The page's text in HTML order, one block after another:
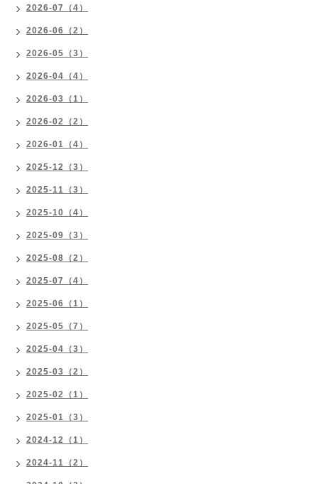
2026-07（4）
2026-06（2）
2026-05（3）
2026-04（4）
2026-03（1）
2026-02（2）
2026-01（4）
2025-12（3）
2025-11（3）
2025-10（4）
2025-09（3）
2025-08（2）
2025-07（4）
2025-06（1）
2025-05（7）
2025-04（3）
2025-03（2）
2025-02（1）
2025-01（3）
2024-12（1）
2024-11（2）